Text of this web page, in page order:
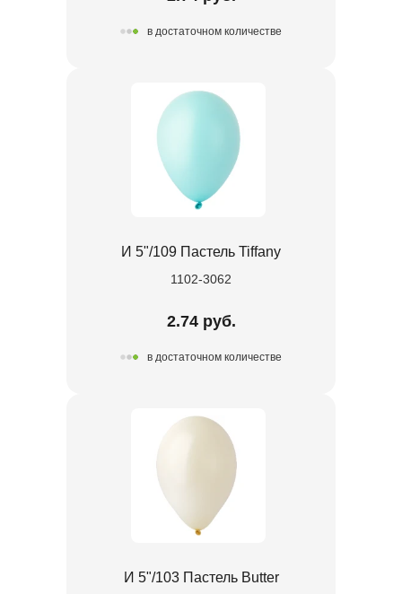
в достаточном количестве
И 5"/109 Пастель Tiffany
1102-3062
2.74 руб.
в достаточном количестве
И 5"/103 Пастель Butter